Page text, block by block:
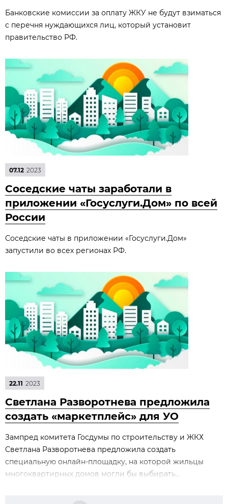
Банковские комиссии за оплату ЖКУ не будут взиматься
с перечня нуждающихся лиц, который установит
правительство РФ.
07.12 2023
Соседские чаты заработали в
приложении «Госуслуги.Дом» по всей
России
Соседские чаты в приложении «Госуслуги.Дом»
запустили во всех регионах РФ.
22.11 2023
Светлана Разворотнева предложила
создать «маркетплейс» для УО
Зампред комитета Госдумы по строительству и ЖКХ
Светлана Разворотнева предложила создать
специальную онлайн-площадку, на которой жильцы
многоквартирных домов могли бы выбирать...